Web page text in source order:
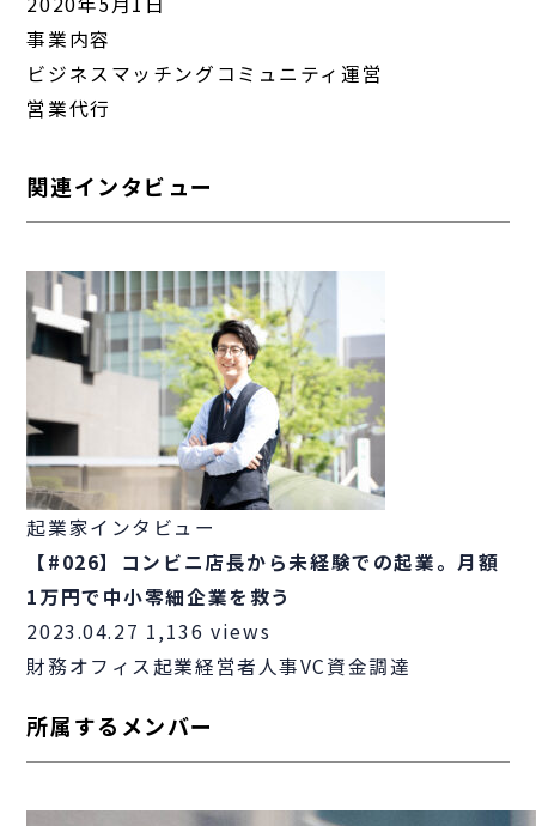
事業内容
ビジネスマッチングコミュニティ運営
営業代行
関連インタビュー
起業家インタビュー
【#026】コンビニ店長から未経験での起業。月額
1万円で中小零細企業を救う
2023.04.27 1,136 views
財務オフィス起業経営者人事VC資金調達
所属するメンバー